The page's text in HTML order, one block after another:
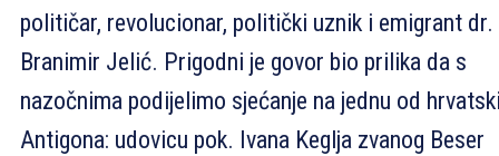
političar, revolucionar, politički uznik i emigrant dr.
Branimir Jelić. Prigodni je govor bio prilika da s
nazočnima podijelimo sjećanje na jednu od
Antigona: udovicu pok. Ivana Keglja zvanog Beser